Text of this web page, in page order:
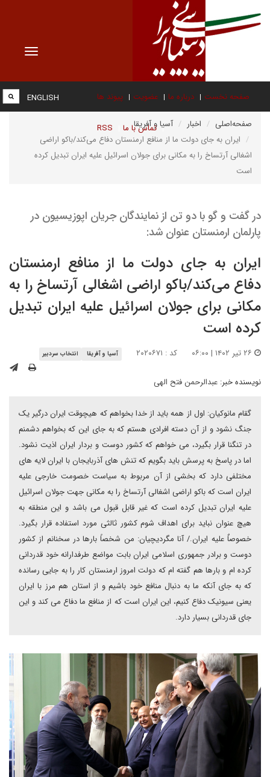
Toggle
صفحه نخست درباره ما عضویت پیوند ها
تماس با ما RSS
ENGLISH
صفحه‌اصلی اخبار
آسیا و آفریقا
ایران به جای دولت ما از منافع ارمنستان دفاع می‌کند/باکو اراضی
اشغالی آرتساخ را به مکانی برای جولان اسرائیل علیه ایران تبدیل کرده
است
در گفت و گو با دو تن از نمایندگان جریان اپوزیسیون در
پارلمان ارمنستان عنوان شد:
ایران به جای دولت ما از منافع ارمنستان
دفاع می‌کند/باکو اراضی اشغالی آرتساخ را به
مکانی برای جولان اسرائیل علیه ایران تبدیل
کرده است
کد : ۲۰۲۰۶۷۱ آسیا و آفریقا انتخاب سردبیر
نویسنده خبر: عبدالرحمن فتح الهی
گقام مانوکیان: اول از همه باید از خدا بخواهم که هیچوقت ایران درگیر یک
جنگ نشود و از آن دسته افرادی هستم که به جای این که بخواهم دشمنم
در تنگنا قرار بگیرد، می خواهم که کشور دوست و بردار ایران اذیت نشود.
اما در پاسخ به پرسش باید بگویم که تنش های آذربایجان با ایران لایه های
مختلفی دارد که بخشی از آن مربوط به سیاست خصومت خارجی علیه
ایران است که باکو اراضی اشغالی آرتساخ را به مکانی جهت جولان اسرائیل
علیه ایران تبدیل کرده است که غیر قابل قبول می باشد و این منطقه به
هیچ عنوان نباید برای اهداف شوم کشور ثالثی مورد استفاده قرار بگیرد.
خصوصاٌ علیه ایران./ آنا مگردیچیان: من شخصاً بارها در سخنانم از کشور
دوست و برادر جمهوری اسلامی ایران بابت مواضع طرفدارانه خود قدردانی
کرده ام و بارها هم گفته ام که دولت امروز ارمنستان کار را به جایی رسانده
که به جای آنکه ما به دنبال منافع خود باشیم و از استان هم مرز با ایران
یعنی سیونیک دفاع کنیم، این ایران است که از منافع ما دفاع می کند و این
جای قدردانی بسیار دارد.